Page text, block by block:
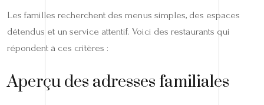
Les familles recherchent des menus simples, des espaces
détendus et un service attentif. Voici des restaurants qui
répondent à ces critères :
Aperçu des adresses familiales